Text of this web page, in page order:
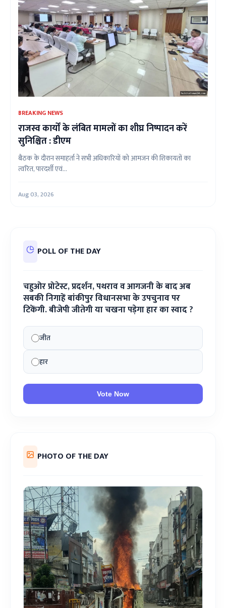
BREAKING NEWS
राजस्व कार्यों के लंबित मामलों का शीघ्र निष्पादन करें
सुनिश्चित : डीएम
बैठक के दौरान समाहर्ता ने सभी अधिकारियों को आमजन की शिकायतों का
त्वरित, पारदर्शी एवं...
Aug 03, 2026
POLL OF THE DAY
चहुओर प्रोटेस्ट, प्रदर्शन, पथराव व आगजनी के बाद अब
सबकी निगाहें बांकीपुर विधानसभा के उपचुनाव पर
टिकेंगी. बीजेपी जीतेगी या चखना पड़ेगा हार का स्वाद ?
जीत
हार
Vote Now
PHOTO OF THE DAY